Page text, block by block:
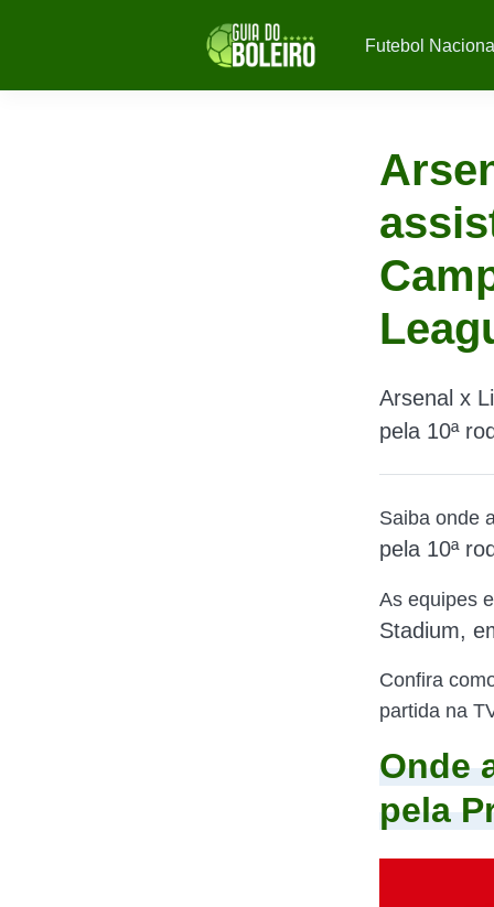
Futebol
Arsenal x
pela 10ª
Saiba onde
pela 10ª
As equipes
Stadium,
Confira
partida na
Onde
pela